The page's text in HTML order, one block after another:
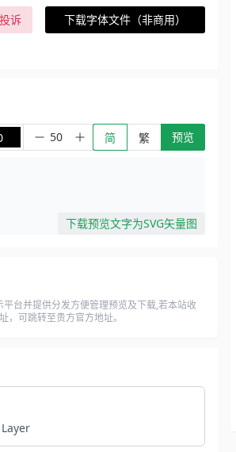
诉
下载字体文件（非商用）
简 繁 预览
下载预览文字为SVG矢量图
台并提供分发方便管理预览及下载,若本站收
可跳转至贵方官方地址。